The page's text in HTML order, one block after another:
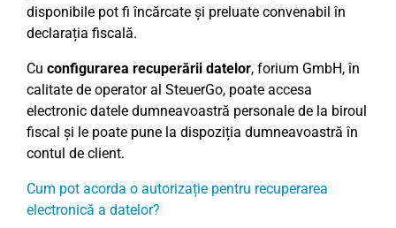
disponibile pot fi încărcate și preluate convenabil în
declarația fiscală.
Cu configurarea recuperării datelor, forium GmbH, în
calitate de operator al SteuerGo, poate accesa
electronic datele dumneavoastră personale de la biroul
fiscal și le poate pune la dispoziția dumneavoastră în
contul de client.
Cum pot acorda o autorizație pentru recuperarea
electronică a datelor?